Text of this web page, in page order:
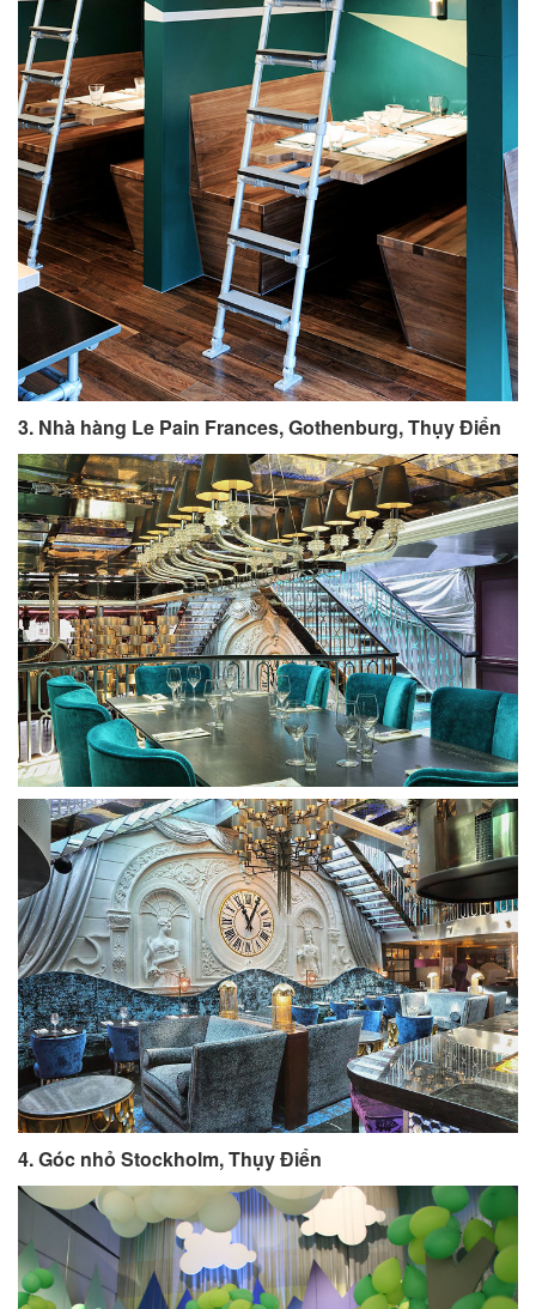
3. Nhà hàng Le Pain Frances, Gothenburg, Thụy Điển
4. Góc nhỏ Stockholm, Thụy Điển